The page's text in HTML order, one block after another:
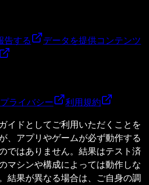
告する データを提供コンテンツ
プライバシー
利用規約
イドとしてご利用いただくことを
、アプリやゲームが必ず動作する
ではありません。結果はテスト済
マシンや構成によっては動作しな
結果が異なる場合は、ご自身の調